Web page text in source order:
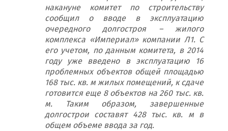
накануне комитет по строительству
сообщил о вводе в эксплуатацию
очередного долгостроя – жилого
комплекса «Империал» компании Л1. С
его учетом, по данным комитета, в 2014
году уже введено в эксплуатацию 16
проблемных объектов общей площадью
168 тыс. кв. м жилых помещений, к сдаче
готовится еще 8 объектов на 260 тыс. кв.
м. Таким образом, завершенные
долгострои составят 428 тыс. кв. м в
общем объеме ввода за год.